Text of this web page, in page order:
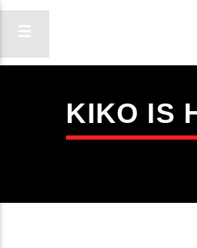
ON FM
LIGA-TE
KIKO IS